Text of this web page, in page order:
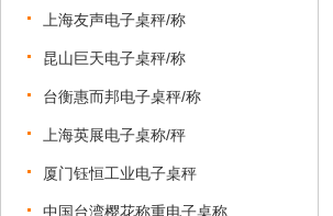
上海友声电子桌秤/称
昆山巨天电子桌秤/称
台衡惠而邦电子桌秤/称
上海英展电子桌称/秤
厦门钰恒工业电子桌秤
中国台湾樱花称重电子桌称